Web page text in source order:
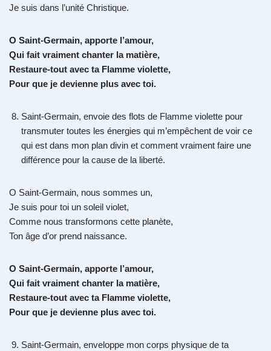
Je suis dans l’unité Christique.
O Saint-Germain, apporte l’amour,
Qui fait vraiment chanter la matière,
Restaure-tout avec ta Flamme violette,
Pour que je devienne plus avec toi.
Saint-Germain, envoie des flots de Flamme violette pour
transmuter toutes les énergies qui m’empêchent de voir ce
qui est dans mon plan divin et comment vraiment faire une
différence pour la cause de la liberté.
O Saint-Germain, nous sommes un,
Je suis pour toi un soleil violet,
Comme nous transformons cette planète,
Ton âge d’or prend naissance.
O Saint-Germain, apporte l’amour,
Qui fait vraiment chanter la matière,
Restaure-tout avec ta Flamme violette,
Pour que je devienne plus avec toi.
Saint-Germain, enveloppe mon corps physique de ta